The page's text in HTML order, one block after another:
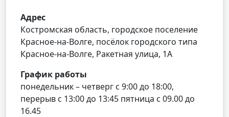
Адрес
Костромская область, городское поселение
Красное-на-Волге, посёлок городского типа
Красное-на-Волге, Ракетная улица, 1А
График работы
понедельник – четверг с 9:00 до 18:00,
перерыв с 13:00 до 13:45 пятница с 09.00 до
16.45